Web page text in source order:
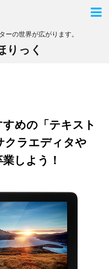
ーの世界が広がります。
りっく
めの「テキスト
クラエディタや
しよう！